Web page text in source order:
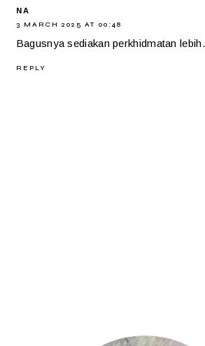
NA
3 MARCH 2025 AT 00:48
Bagusnya sediakan perkhidmatan lebih.
REPLY